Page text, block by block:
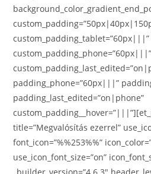
custom_padding_tablet=”60px|||”
custom_padding_phone=”60px|||”
padding_phone=”60px|||”
padding_last_edited=”on|phone”
title=”Megvalósítás ezerrel”
font_icon=”%%253%%”
use_icon_font_size=”on”